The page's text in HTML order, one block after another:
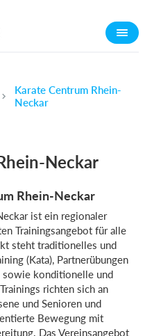
Karate Centrum Rhein-
Neckar
Neckar
Rhein-Neckar
ist ein regionaler
Trainingsangebot für alle
steht traditionelles und
(Kata), Partnerübungen
sowie konditionelle und
richten sich an
und Senioren und
Bewegung mit
Das Vereinsangebot